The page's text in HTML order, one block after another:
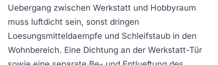
Uebergang zwischen Werkstatt und Hobbyraum
muss luftdicht sein, sonst dringen
Loesungsmitteldaempfe und Schleifstaub in den
Wohnbereich. Eine Dichtung an der Werkstatt-Tür